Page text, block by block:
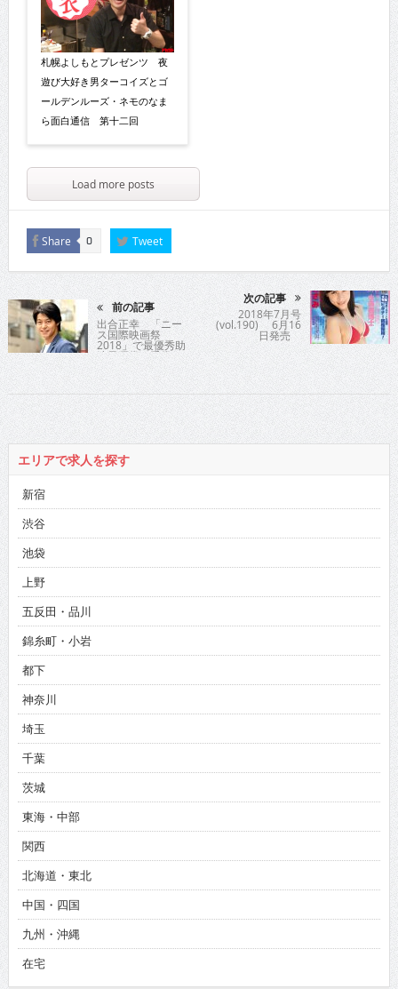
札幌よしもとプレゼンツ 夜
遊び大好き男ターコイズとゴ
ールデンルーズ・ネモのなま
ら面白通信 第十二回
Load more posts
Share 0 Tweet
前の記事
出合正幸 「ニー
ス国際映画祭
2018」で最優秀助
演男優賞を受賞の
最新作公開で想い
を吐露
次の記事
2018年7月号
(vol.190) 6月16
日発売
エリアで求人を探す
新宿
渋谷
池袋
上野
五反田・品川
錦糸町・小岩
都下
神奈川
埼玉
千葉
茨城
東海・中部
関西
北海道・東北
中国・四国
九州・沖縄
在宅